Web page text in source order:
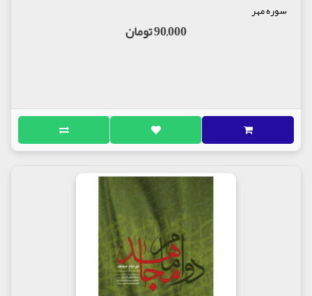
زیر بالهاي پهناور خود جاي داد.حسـین، بخشی ازشب را با
یاران گذرانید و بخشی را به عبادت و بخشی را به آماده
شدن براي رزم بامداد. در آغاز شب، درجمع یاران به
بود و نعمت هایی که دگران با وي شـریک بودند.
باز هم خداي را سـپاس گفت و بخواست که او و یارانش
را در زمره ي سپاسگزاران قرار دهـد. نخست به نعمت
رهـبري و امـامت اشـاره کردکه خـداي خانـدانش را بـدان
موهبت عظمـا سـرافراز سـاخت. نعمت دوم، زادگی پیغمبر
بود که وجودش از آن نور پاك ریشه گرفت. سوم، نعمت
دانش و دانسـتن قرآن و کتاب خـداي بود. فقاهت در
دین و پی بردن به حقیقت احکام و قوانین اسلام، نعمت
دیگري بودکه بدان اشاره کرد. وخداي را دگر باره، در
برابر نعمتهاي گوش وچشم و دل سـپاس گزارد. آنگاه با
یاران به سـخن پرداخت وچنین گفت: «من یارانی، باوفاتر
از یاران خود،سـراغ ندارم. و اهل بیتی را بهتر وحق
شـناس تر و برتر از اهل بیت خود، نمی شناسم.خداي به
سوره مهر
90,000 تومان